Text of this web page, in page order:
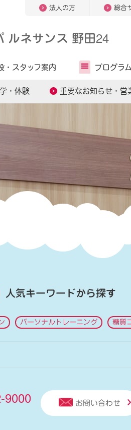
法人の方 総合
ルネサンス 野田24
・体験 重要なお知らせ・営
・ スタッフ案内 プログラム
人気キーワードから探す
パーソナルトレーニング 糖質
9000 お問い合わせ